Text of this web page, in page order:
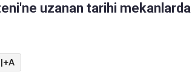
uzanan tarihi mekanlarda
|+A